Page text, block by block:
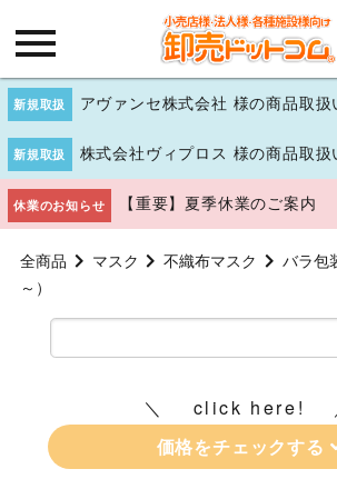
新規取扱 アヴァンセ株式会社 様の商品取
新規取扱 株式会社ヴィプロス 様の商品取
休業のお知らせ 【重要】夏季休業のご案内
全商品 マスク 不織布マスク
バラ包
～）
click here!
価格をチェックする